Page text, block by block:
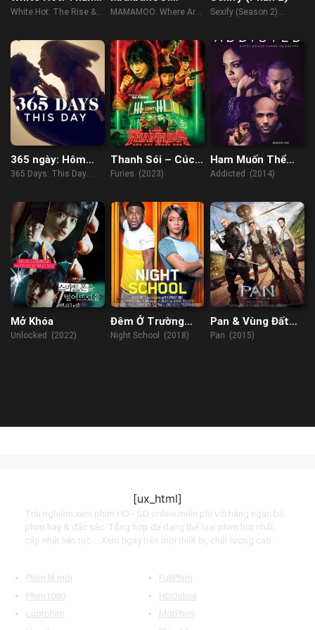
trầm của
Fitch
White Hot: The Rise &
Fitch (2022)
Where Are We
MAMAMOO: Where Are
Sexify (Season 2)
365 ngày: Hôm
nay
365 Days: This Day
Thanh Sói – Cúc
Dại Trong Đêm
Furies (2023)
Ham Muốn Thể
Xác
Addicted (2014)
Mở Khóa
Unlocked (2022)
Đêm Ở Trường
Học
Night School (2018)
Pan & Vùng Đất
Neverland
Pan (2015)